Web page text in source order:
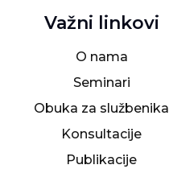
Važni linkovi
O nama
Seminari
Obuka za službenika
Konsultacije
Publikacije